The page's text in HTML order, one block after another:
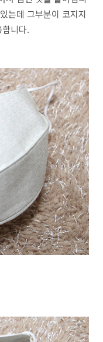
는데 그부분이 코지지
니다.